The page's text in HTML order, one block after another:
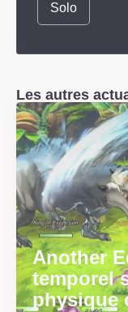
Solo
Les autres
Another
temporel
physique